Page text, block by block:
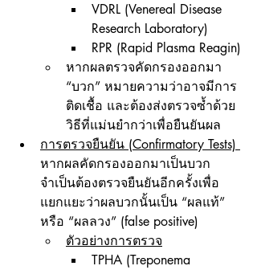
VDRL (Venereal Disease
Research Laboratory)
RPR (Rapid Plasma Reagin)
หากผลตรวจคัดกรองออกมา
“บวก” หมายความว่าอาจมีการ
ติดเชื้อ และต้องส่งตรวจซ้ำด้วย
วิธีที่แม่นยำกว่าเพื่อยืนยันผล
การตรวจยืนยัน (Confirmatory Tests)
หากผลคัดกรองออกมาเป็นบวก
จำเป็นต้องตรวจยืนยันอีกครั้งเพื่อ
แยกแยะว่าผลบวกนั้นเป็น “ผลแท้”
หรือ “ผลลวง” (false positive)
ตัวอย่างการตรวจ
TPHA (Treponema